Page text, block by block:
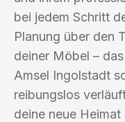
bei jedem Schritt
Planung über den
deiner Möbel –
Amsel Ingolstadt
reibungslos
deine neue